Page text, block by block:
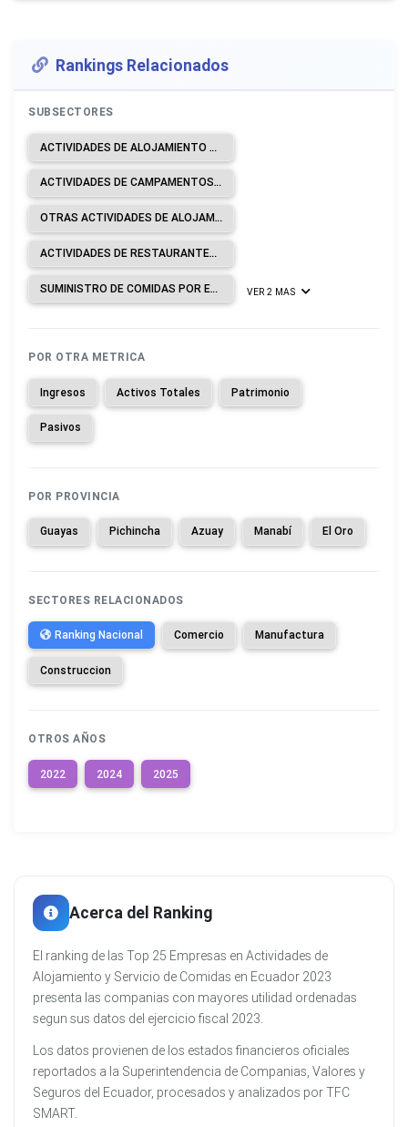
Rankings Relacionados
SUBSECTORES
ACTIVIDADES DE ALOJAMIENTO PARA ESTANCIAS CORTAS.
ACTIVIDADES DE CAMPAMENTOS, PARQUES DE VEHÍCULOS DE RECREO Y PARQUES DE CARAVANAS.
OTRAS ACTIVIDADES DE ALOJAMIENTO.
ACTIVIDADES DE RESTAURANTES Y DE SERVICIO MÓVIL DE COMIDAS.
SUMINISTRO DE COMIDAS POR ENCARGO. VER 2 MAS
POR OTRA METRICA
Ingresos Activos Totales Patrimonio
Pasivos
POR PROVINCIA
Guayas Pichincha Azuay Manabí El Oro
SECTORES RELACIONADOS
Ranking Nacional Comercio Manufactura
Construccion
OTROS AÑOS
2022 2024 2025
Acerca del Ranking
El ranking de las Top 25 Empresas en Actividades de
Alojamiento y Servicio de Comidas en Ecuador 2023
presenta las companias con mayores utilidad ordenadas
segun sus datos del ejercicio fiscal 2023.
Los datos provienen de los estados financieros oficiales
reportados a la Superintendencia de Companias, Valores y
Seguros del Ecuador, procesados y analizados por TFC
SMART.